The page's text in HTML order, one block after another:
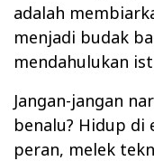
adalah
menjadi budak
mendahulukan
Jangan-jangan
benalu? Hidup
peran, melek